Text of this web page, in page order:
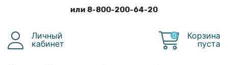
или 8-800-200-64-20
Личный
кабинет
0
Корзина
пуста